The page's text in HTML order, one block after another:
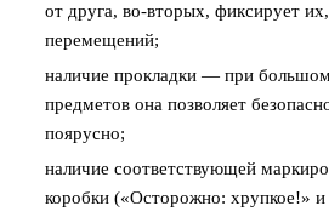
от друга, во-вторых, фиксирует
перемещений;
наличие прокладки — при большом
предметов она позволяет
поярусно;
наличие соответствующей
коробки («Осторожно: хрупкое!» и